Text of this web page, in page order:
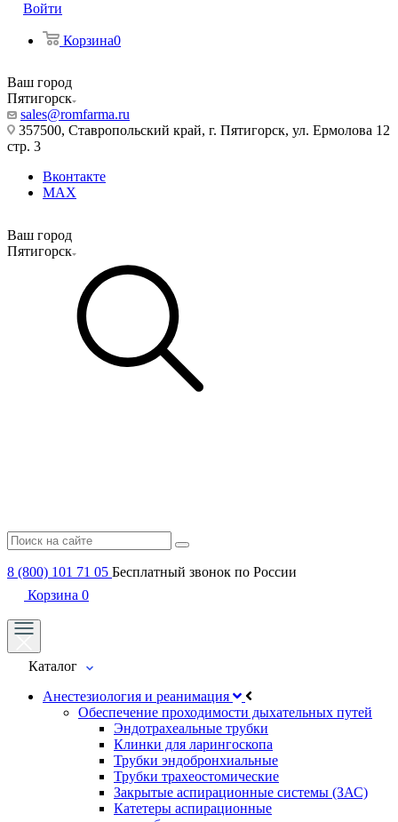
Войти
Корзина0
Ваш город
Пятигорск
sales@romfarma.ru
357500, Ставропольский край, г. Пятигорск, ул. Ермолова 12
стр. 3
Вконтакте
MAX
Ваш город
Пятигорск
8 (800) 101 71 05 Бесплатный звонок по России
Корзина 0
Каталог
Анестезиология и реанимация
Обеспечение проходимости дыхательных путей
Эндотрахеальные трубки
Клинки для ларингоскопа
Трубки эндобронхиальные
Трубки трахеостомические
Закрытые аспирационные системы (ЗАС)
Катетеры аспирационные